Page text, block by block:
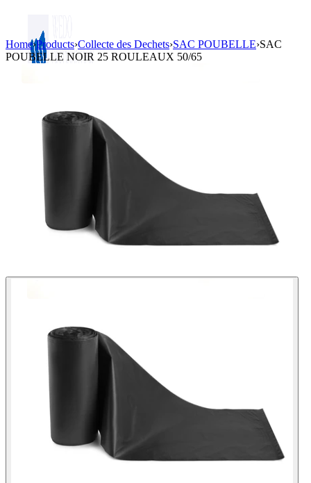
Login / Register
Home›Products›Collecte des Dechets›SAC POUBELLE›SAC
POUBELLE NOIR 25 ROULEAUX 50/65